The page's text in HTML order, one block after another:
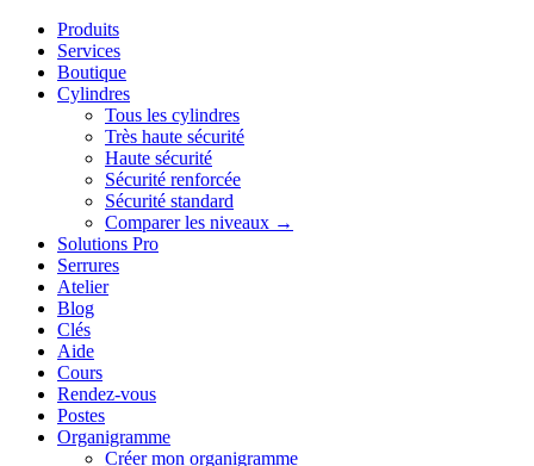
Produits
Services
Boutique
Cylindres
Tous les cylindres
Très haute sécurité
Haute sécurité
Sécurité renforcée
Sécurité standard
Comparer les niveaux →
Solutions Pro
Serrures
Atelier
Blog
Clés
Aide
Cours
Rendez-vous
Postes
Organigramme
Créer mon organigramme